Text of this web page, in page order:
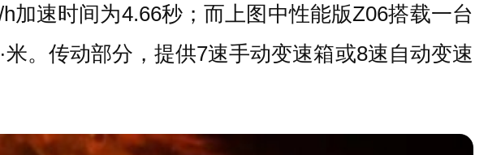
加速时间为4.66秒；而上图中性能版Z06搭载一台
。传动部分，提供7速手动变速箱或8速自动变速